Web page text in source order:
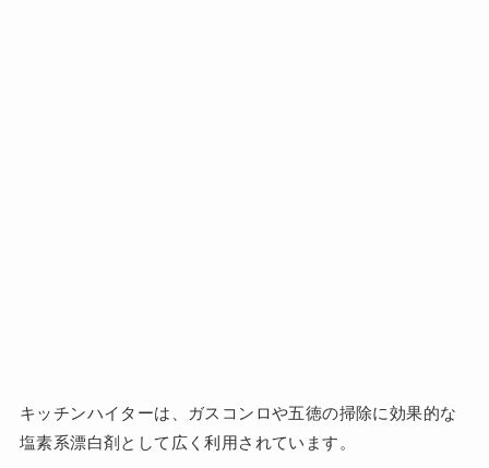
キッチンハイターは、ガスコンロや五徳の掃除に効果的な
塩素系漂白剤として広く利用されています。